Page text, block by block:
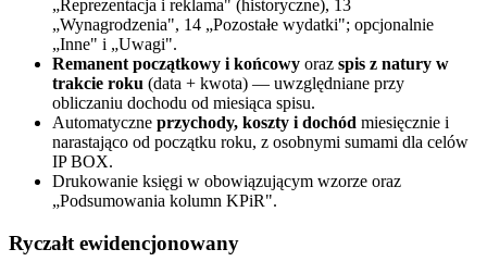
„Reprezentacja i reklama" (historyczne), 13
„Wynagrodzenia", 14 „Pozostałe wydatki"; opcjonalnie
„Inne" i „Uwagi".
Remanent początkowy i końcowy oraz spis z natury w
trakcie roku (data + kwota) — uwzględniane przy
obliczaniu dochodu od miesiąca spisu.
Automatyczne przychody, koszty i dochód miesięcznie i
narastająco od początku roku, z osobnymi sumami dla celów
IP BOX.
Drukowanie księgi w obowiązującym wzorze oraz
„Podsumowania kolumn KPiR".
Ryczałt ewidencjonowany